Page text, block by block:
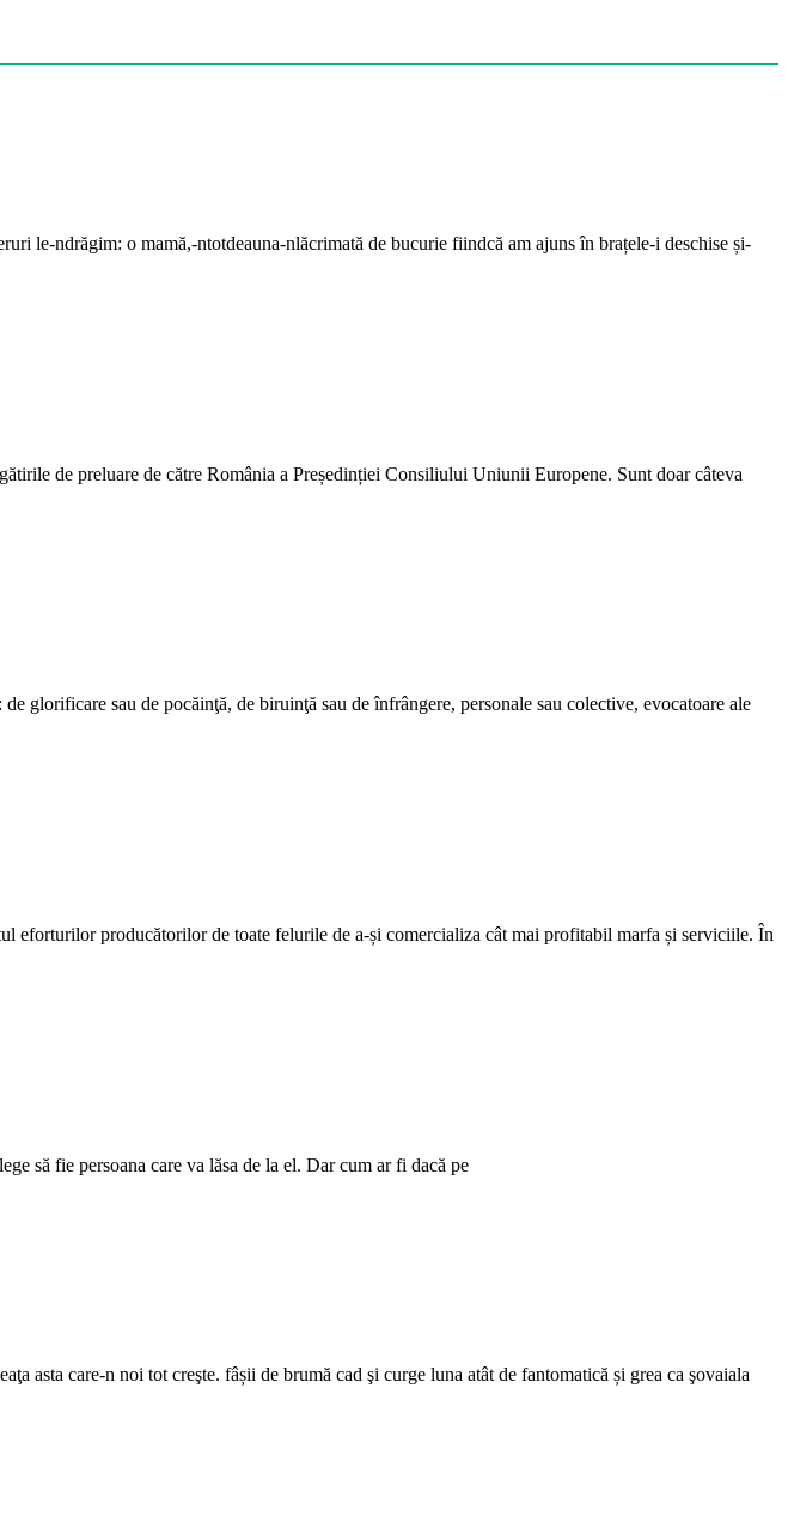
le-ndrăgim: o mamă,-ntotdeauna-nlăcrimată de bucurie fiindcă am ajuns în brațele-i deschise și-
de preluare de către România a Președinției Consiliului Uniunii Europene. Sunt doar câteva
glorificare sau de pocăinţă, de biruinţă sau de înfrângere, personale sau colective, evocatoare ale
eforturilor producătorilor de toate felurile de a-și comercializa cât mai profitabil marfa și serviciile. În
să fie persoana care va lăsa de la el. Dar cum ar fi dacă pe
asta care-n noi tot creşte. fâșii de brumă cad şi curge luna atât de fantomatică și grea ca şovaiala